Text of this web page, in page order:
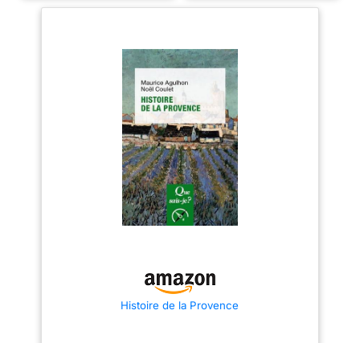
Histoire de la Provence